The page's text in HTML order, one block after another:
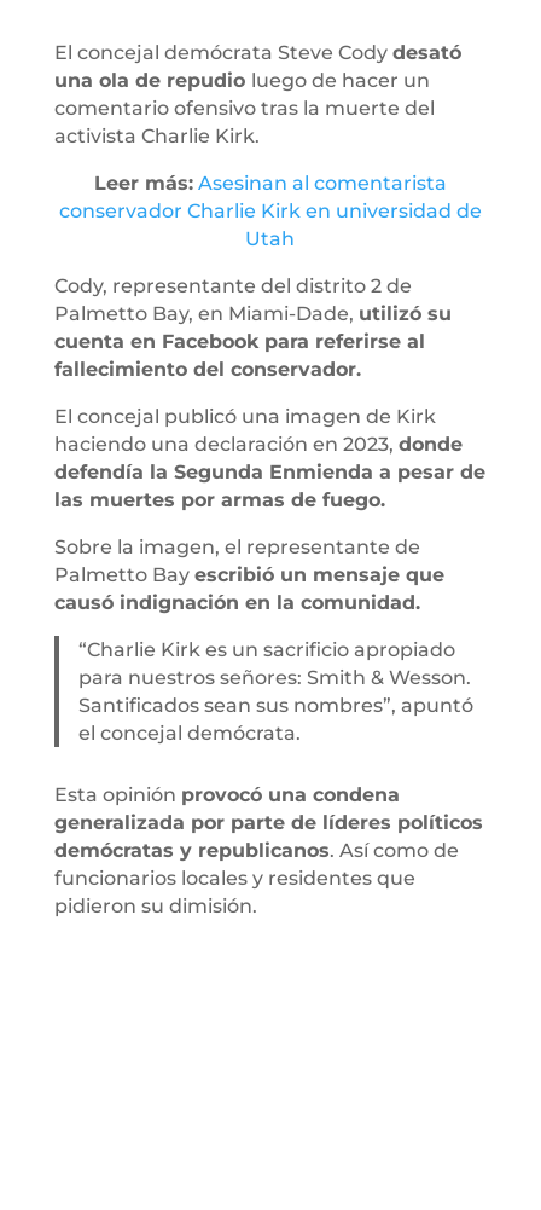
El concejal demócrata Steve Cody desató
una ola de repudio luego de hacer un
comentario ofensivo tras la muerte del
activista Charlie Kirk.
Leer más: Asesinan al comentarista
conservador Charlie Kirk en universidad de
Utah
Cody, representante del distrito 2 de
Palmetto Bay, en Miami-Dade, utilizó su
cuenta en Facebook para referirse al
fallecimiento del conservador.
El concejal publicó una imagen de Kirk
haciendo una declaración en 2023, donde
defendía la Segunda Enmienda a pesar de
las muertes por armas de fuego.
Sobre la imagen, el representante de
Palmetto Bay escribió un mensaje que
causó indignación en la comunidad.
“Charlie Kirk es un sacrificio apropiado
para nuestros señores: Smith & Wesson.
Santificados sean sus nombres”, apuntó
el concejal demócrata.
Esta opinión provocó una condena
generalizada por parte de líderes políticos
demócratas y republicanos. Así como de
funcionarios locales y residentes que
pidieron su dimisión.